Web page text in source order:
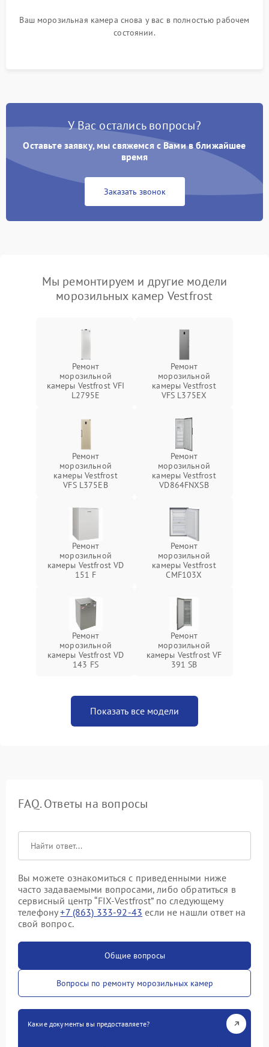
Ваш морозильная камера снова у вас в полностью рабочем
состоянии.
У Вас остались вопросы?
Оставьте заявку, мы свяжемся с Вами в ближайшее
время
Заказать звонок
Мы ремонтируем и другие модели
морозильных камер Vestfrost
Ремонт
морозильной
камеры Vestfrost VFI
L2795E
Ремонт
морозильной
камеры Vestfrost
VFS L375EX
Ремонт
морозильной
камеры Vestfrost
VFS L375EB
Ремонт
морозильной
камеры Vestfrost
VD864FNXSB
Ремонт
морозильной
камеры Vestfrost VD
151 F
Ремонт
морозильной
камеры Vestfrost
CMF103X
Ремонт
морозильной
камеры Vestfrost VD
143 FS
Ремонт
морозильной
камеры Vestfrost VF
391 SB
Показать все модели
FAQ. Ответы на вопросы
Вы можете ознакомиться с приведенными ниже
часто задаваемыми вопросами, либо обратиться в
сервисный центр “FIX-Vestfrost” по следующему
телефону+7 (863) 333-92-43 если не нашли ответ на
свой вопрос.
Общие вопросы
Вопросы по ремонту морозильных камер
Какие документы вы предоставляете?